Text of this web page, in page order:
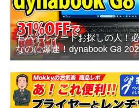
モバイルノートお探しの人！
なのに爆速！dynabook G8
本音レビュー